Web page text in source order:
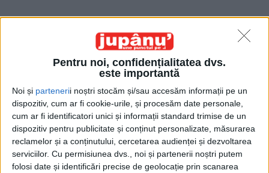
Pentru noi, confidențialitatea dvs.
este importantă
Noi și partenerii noștri stocăm și/sau accesăm informații pe un
dispozitiv, cum ar fi cookie-urile, și procesăm date personale,
cum ar fi identificatori unici și informații standard trimise de un
dispozitiv pentru publicitate și conținut personalizate, măsurarea
reclamelor și a conținutului, cercetarea audienței și dezvoltarea
serviciilor. Cu permisiunea dvs., noi și partenerii noștri putem
folosi date și identificări precise de geolocație prin scanarea
Acasă Etichete Sir Richard Starkey
Etichetă: Sir Richard Starkey